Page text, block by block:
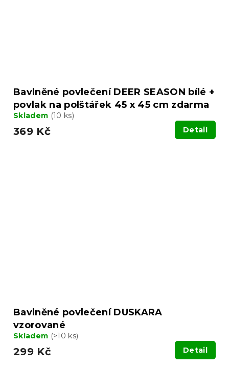
Bavlněné povlečení DEER SEASON bílé +
povlak na polštářek 45 x 45 cm zdarma
Skladem (10 ks)
369 Kč Detail
Bavlněné povlečení DUSKARA
vzorované
Skladem (>10 ks)
299 Kč Detail